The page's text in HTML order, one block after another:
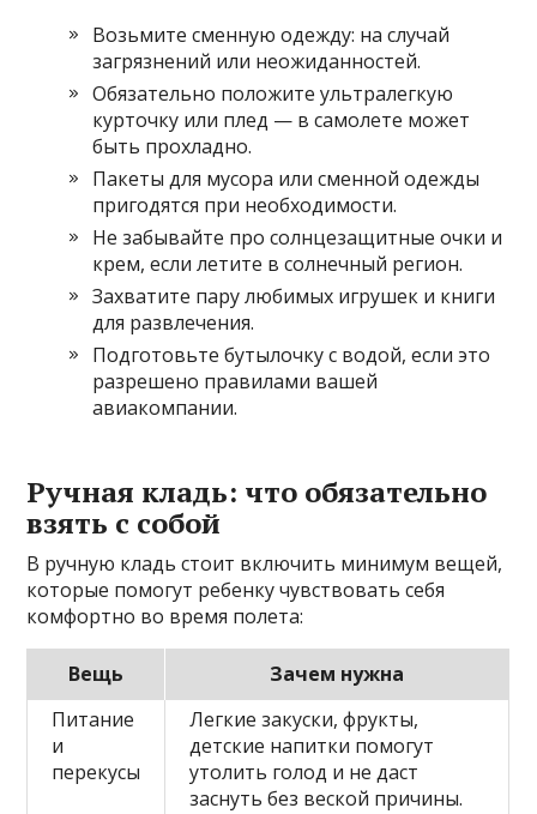
Возьмите сменную одежду: на случай
загрязнений или неожиданностей.
Обязательно положите ультралегкую
курточку или плед — в самолете может
быть прохладно.
Пакеты для мусора или сменной одежды
пригодятся при необходимости.
Не забывайте про солнцезащитные очки и
крем, если летите в солнечный регион.
Захватите пару любимых игрушек и книги
для развлечения.
Подготовьте бутылочку с водой, если это
разрешено правилами вашей
авиакомпании.
Ручная кладь: что обязательно
взять с собой
В ручную кладь стоит включить минимум вещей,
которые помогут ребенку чувствовать себя
комфортно во время полета:
Вещь
Зачем нужна
Питание
и
перекусы
Легкие закуски, фрукты,
детские напитки помогут
утолить голод и не даст
заснуть без веской причины.